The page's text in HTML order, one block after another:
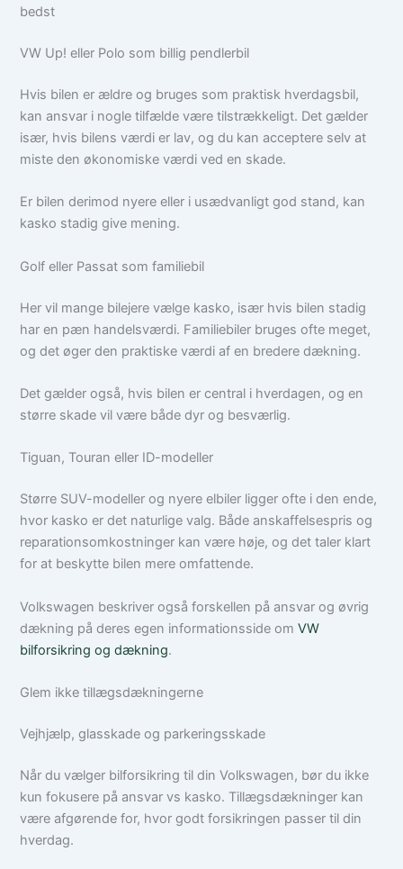
bedst
VW Up! eller Polo som billig pendlerbil
Hvis bilen er ældre og bruges som praktisk hverdagsbil,
kan ansvar i nogle tilfælde være tilstrækkeligt. Det gælder
især, hvis bilens værdi er lav, og du kan acceptere selv at
miste den økonomiske værdi ved en skade.
Er bilen derimod nyere eller i usædvanligt god stand, kan
kasko stadig give mening.
Golf eller Passat som familiebil
Her vil mange bilejere vælge kasko, især hvis bilen stadig
har en pæn handelsværdi. Familiebiler bruges ofte meget,
og det øger den praktiske værdi af en bredere dækning.
Det gælder også, hvis bilen er central i hverdagen, og en
større skade vil være både dyr og besværlig.
Tiguan, Touran eller ID-modeller
Større SUV-modeller og nyere elbiler ligger ofte i den ende,
hvor kasko er det naturlige valg. Både anskaffelsespris og
reparationsomkostninger kan være høje, og det taler klart
for at beskytte bilen mere omfattende.
Volkswagen beskriver også forskellen på ansvar og øvrig
dækning på deres egen informationsside omVW
bilforsikring og dækning.
Glem ikke tillægsdækningerne
Vejhjælp, glasskade og parkeringsskade
Når du vælger bilforsikring til din Volkswagen, bør du ikke
kun fokusere på ansvar vs kasko. Tillægsdækninger kan
være afgørende for, hvor godt forsikringen passer til din
hverdag.